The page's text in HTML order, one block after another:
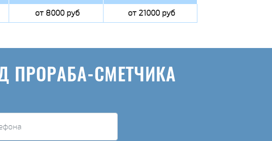
от 8000 руб от 21000 руб
ПРОРАБА-СМЕТЧИКА